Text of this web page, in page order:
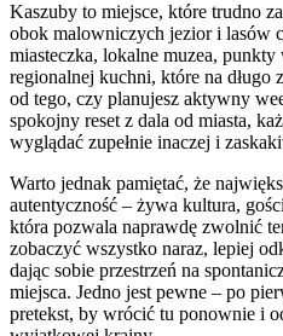
Kaszuby to miejsce, które trudno
obok malowniczych jezior i lasów
miasteczka, lokalne muzea,
regionalnej kuchni, które na długo
od tego, czy planujesz aktywny
spokojny reset z dala od miasta,
wyglądać zupełnie inaczej i
Warto jednak pamiętać, że
autentyczność – żywa kultura,
która pozwala naprawdę zwolnić
zobaczyć wszystko naraz, lepiej
dając sobie przestrzeń na
miejsca. Jedno jest pewne – po
pretekst, by wrócić tu ponownie i